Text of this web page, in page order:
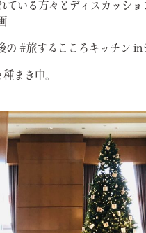
ている方々とディスカッショ
の #旅するこころキッチン in
まき中。